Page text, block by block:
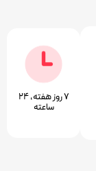
۷ روز ﻫﻔﺘﻪ، ۲۴
ﺳﺎﻋﺘﻪ